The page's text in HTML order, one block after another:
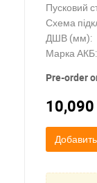
Пусковий
Схема
ДШВ (мм):
Марка АКБ:
Pre-order
10,090